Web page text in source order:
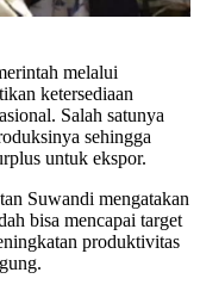
melalui
ketersediaan
Salah satunya
sehingga
untuk ekspor.
Suwandi mengatakan
bisa mencapai target
produktivitas